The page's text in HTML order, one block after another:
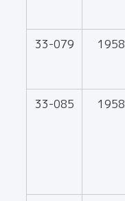
33-079 1958
33-085 1958